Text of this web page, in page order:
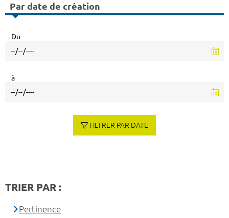
Par date de création
Du
à
FILTRER PAR DATE
TRIER PAR :
Pertinence